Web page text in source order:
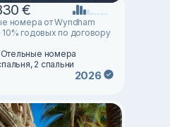
€
номера от Wyndham
годовых по договору
Отельные номера
2 спальни
2026